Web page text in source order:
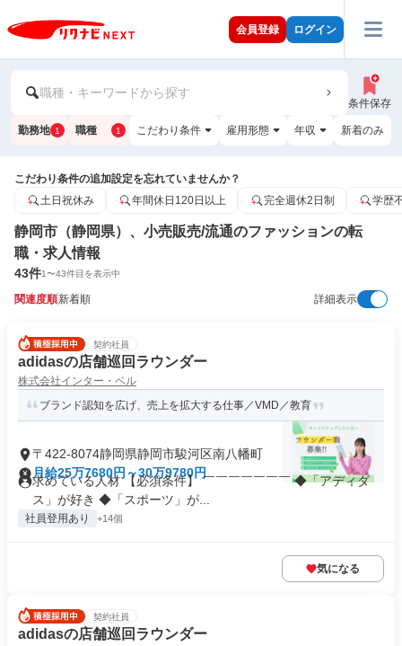
会員登録 ログイン
職種・キーワードから探す
条件保存
勤務地 1 職種 1 こだわり条件 雇用形態 年収 新着のみ
こだわり条件の追加設定を忘れていませんか？
土日祝休み
年間休日120日以上 完全週休2日制 学歴
静岡市（静岡県）、小売販売/流通のファッションの転
職・求人情報
43件1〜43件目を表示中
関連度順新着順 詳細表示
契約社員
adidasの店舗巡回ラウンダー
株式会社インター・ベル
ブランド認知を広げ、売上を拡大する仕事／VMD／教育
〒422-8074静岡県静岡市駿河区南八幡町
月給25万7680円～30万9780円
求めている人材 【必須条件】 ￣￣￣￣￣￣￣ ◆「アディダ
ス」が好き ◆「スポーツ」が...
社員登用あり +14個
気になる
契約社員
adidasの店舗巡回ラウンダー